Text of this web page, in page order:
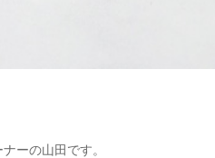
ーの山田です。